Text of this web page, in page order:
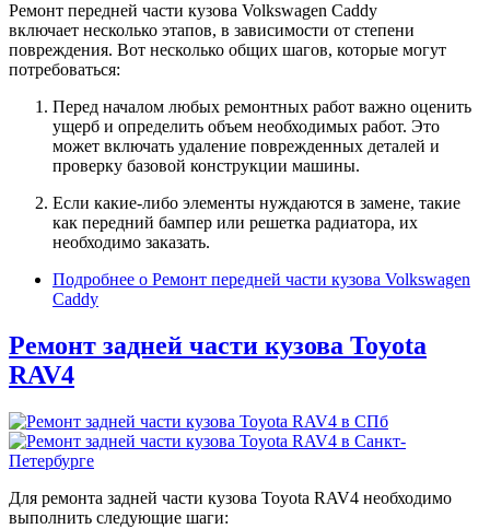
Ремонт передней части кузова Volkswagen Caddy
включает несколько этапов, в зависимости от степени
повреждения. Вот несколько общих шагов, которые могут
потребоваться:
Перед началом любых ремонтных работ важно оценить
ущерб и определить объем необходимых работ. Это
может включать удаление поврежденных деталей и
проверку базовой конструкции машины.
Если какие-либо элементы нуждаются в замене, такие
как передний бампер или решетка радиатора, их
необходимо заказать.
Подробнее о Ремонт передней части кузова Volkswagen
Caddy
Ремонт задней части кузова Toyota
RAV4
Для ремонта задней части кузова Toyota RAV4 необходимо
выполнить следующие шаги: